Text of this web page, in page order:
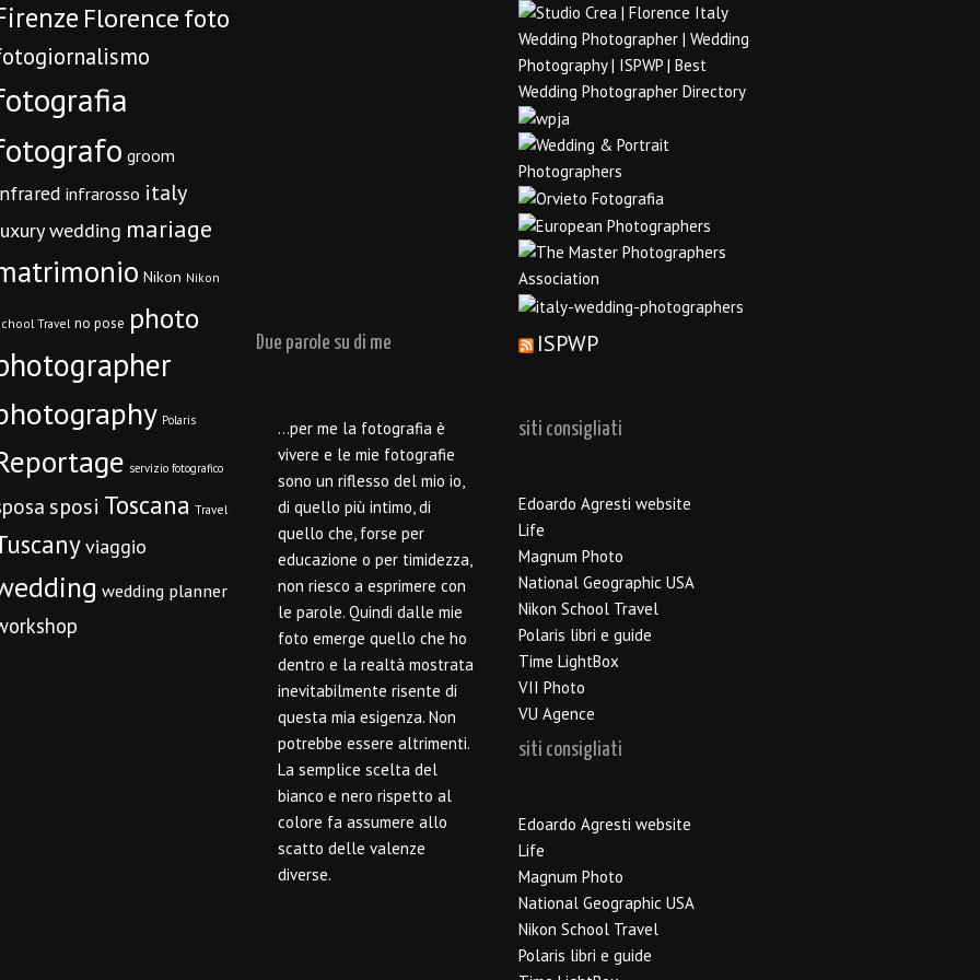
Florencefoto
groom
infrarosso italy
wedding mariage
Nikon Nikon
Travel no pose photo
Polaris
servizio fotografico
sposi Toscana Travel
viaggio
wedding planner
Due parole su di me
…per me la fotografia è
vivere e le mie fotografie
sono un riflesso del mio io,
di quello più intimo, di
quello che, forse per
educazione o per timidezza,
non riesco a esprimere con
le parole. Quindi dalle mie
foto emerge quello che ho
dentro e la realtà mostrata
inevitabilmente risente di
questa mia esigenza. Non
potrebbe essere altrimenti.
La semplice scelta del
bianco e nero rispetto al
colore fa assumere allo
scatto delle valenze
diverse.
ISPWP
siti consigliati
Edoardo Agresti website
Life
Magnum Photo
National Geographic USA
Nikon School Travel
Polaris libri e guide
Time LightBox
VII Photo
VU Agence
siti consigliati
Edoardo Agresti website
Life
Magnum Photo
National Geographic USA
Nikon School Travel
Polaris libri e guide